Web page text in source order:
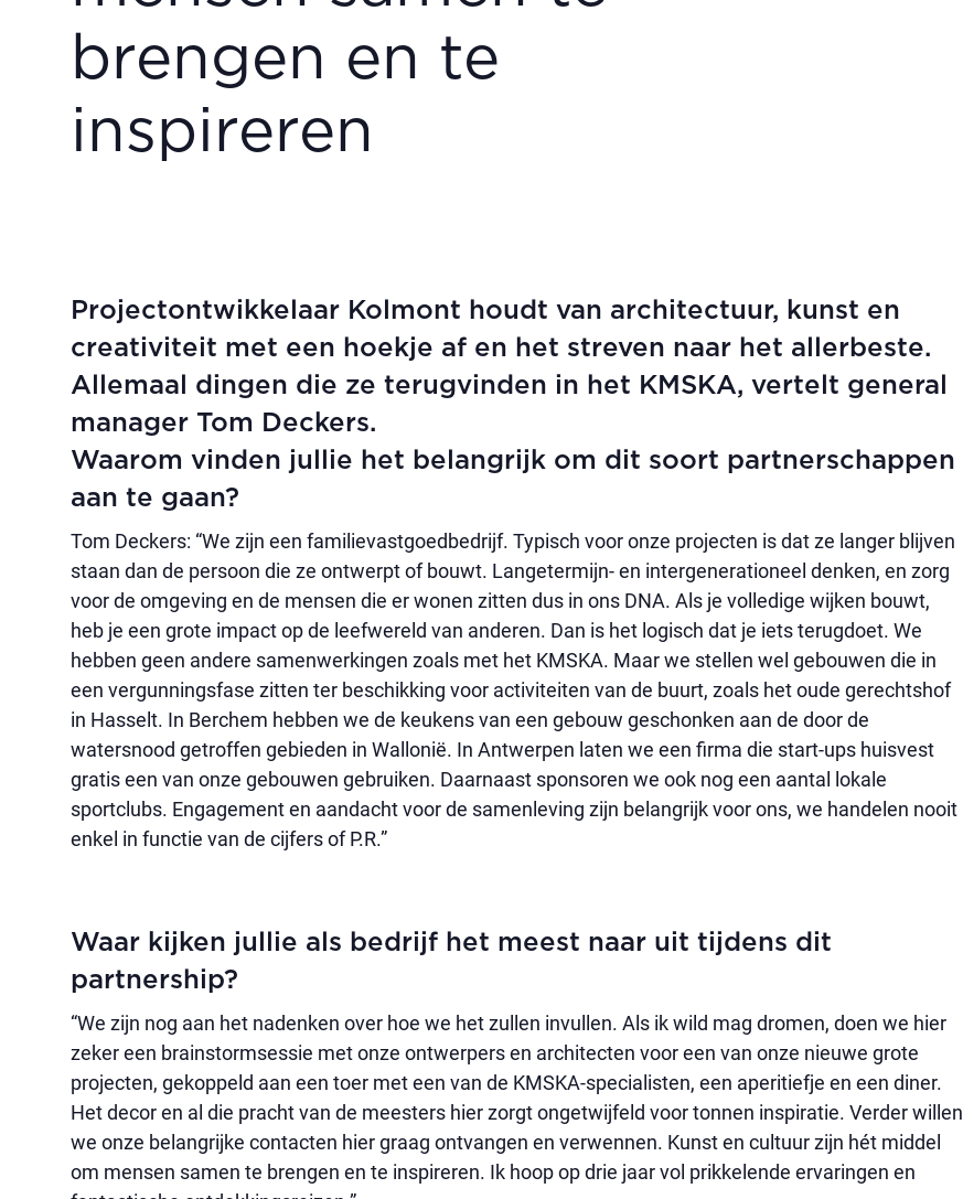
brengen en te
inspireren
Projectontwikkelaar Kolmont houdt van architectuur, kunst en
creativiteit met een hoekje af en het streven naar het allerbeste.
Allemaal dingen die ze terugvinden in het KMSKA, vertelt general
manager Tom Deckers.
Waarom vinden jullie het belangrijk om dit soort partnerschappen
aan te gaan?
Tom Deckers: “We zijn een familievastgoedbedrijf. Typisch voor onze projecten is dat ze langer blijven
staan dan de persoon die ze ontwerpt of bouwt. Langetermijn- en intergenerationeel denken, en zorg
voor de omgeving en de mensen die er wonen zitten dus in ons DNA. Als je volledige wijken bouwt,
heb je een grote impact op de leefwereld van anderen. Dan is het logisch dat je iets terugdoet. We
hebben geen andere samenwerkingen zoals met het KMSKA. Maar we stellen wel gebouwen die in
een vergunningsfase zitten ter beschikking voor activiteiten van de buurt, zoals het oude gerechtshof
in Hasselt. In Berchem hebben we de keukens van een gebouw geschonken aan de door de
watersnood getroffen gebieden in Wallonië. In Antwerpen laten we een firma die start-ups huisvest
gratis een van onze gebouwen gebruiken. Daarnaast sponsoren we ook nog een aantal lokale
sportclubs. Engagement en aandacht voor de samenleving zijn belangrijk voor ons, we handelen nooit
enkel in functie van de cijfers of P.R.”
Waar kijken jullie als bedrijf het meest naar uit tijdens dit
partnership?
“We zijn nog aan het nadenken over hoe we het zullen invullen. Als ik wild mag dromen, doen we hier
zeker een brainstormsessie met onze ontwerpers en architecten voor een van onze nieuwe grote
projecten, gekoppeld aan een toer met een van de KMSKA-specialisten, een aperitiefje en een diner.
Het decor en al die pracht van de meesters hier zorgt ongetwijfeld voor tonnen inspiratie. Verder willen
we onze belangrijke contacten hier graag ontvangen en verwennen. Kunst en cultuur zijn hét middel
om mensen samen te brengen en te inspireren. Ik hoop op drie jaar vol prikkelende ervaringen en